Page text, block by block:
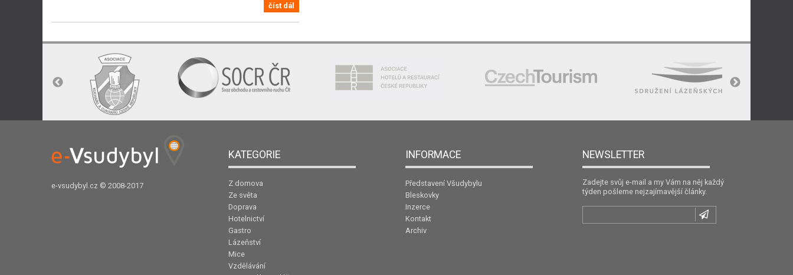
číst dál
e-vsudybyl.cz © 2008-2017
KATEGORIE
Z domova
Ze světa
Doprava
Hotelnictví
Gastro
Lázeňství
Mice
Vzdělávání
INFORMACE
Představení Všudybylu
Bleskovky
Inzerce
Kontakt
Archiv
NEWSLETTER
Zadejte svůj e-mail a my Vám na něj každý
týden pošleme nejzajímavější články.